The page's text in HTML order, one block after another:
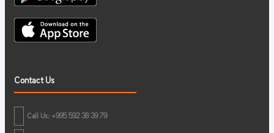
Contact Us
Call Us: +995 592 38 39 79